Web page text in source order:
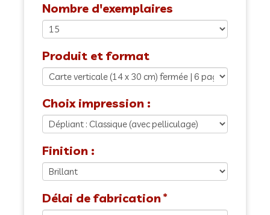
Nombre d'exemplaires
Produit et format
Choix impression :
Finition :
Délai de fabrication